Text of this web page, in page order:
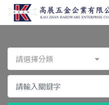
請選擇分類